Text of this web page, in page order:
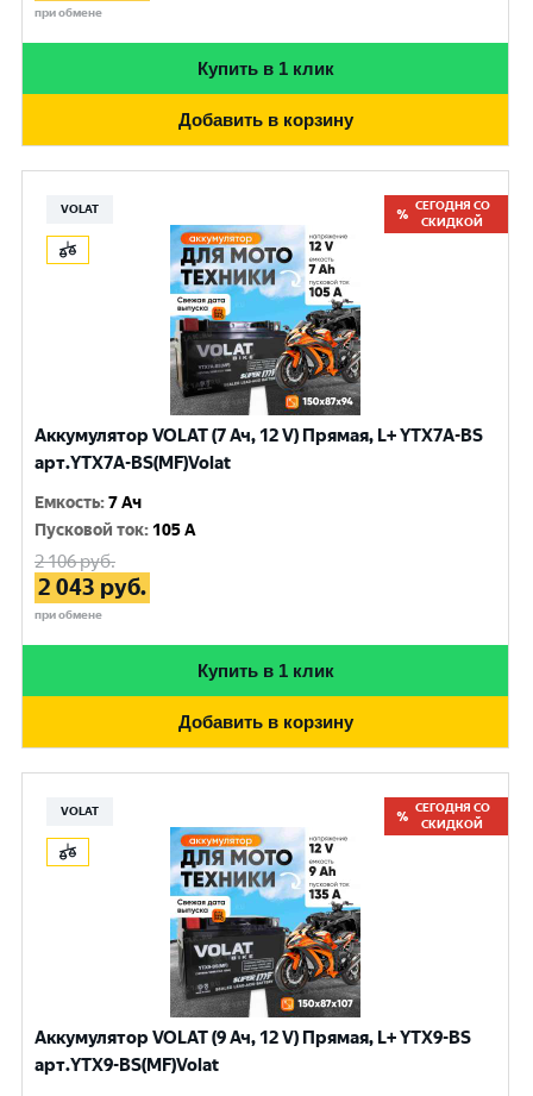
при обмене
Купить в 1 клик
Добавить в корзину
VOLAT
СЕГОДНЯ СО
СКИДКОЙ
Аккумулятор VOLAT (7 Ач, 12 V) Прямая, L+ YTX7A-BS
арт.YTX7A-BS(MF)Volat
Емкость:7 Ач
Пусковой ток: 105 A
2 106руб.
2 043 руб.
при обмене
Купить в 1 клик
Добавить в корзину
VOLAT
СЕГОДНЯ СО
СКИДКОЙ
Аккумулятор VOLAT (9 Ач, 12 V) Прямая, L+ YTX9-BS
арт.YTX9-BS(MF)Volat